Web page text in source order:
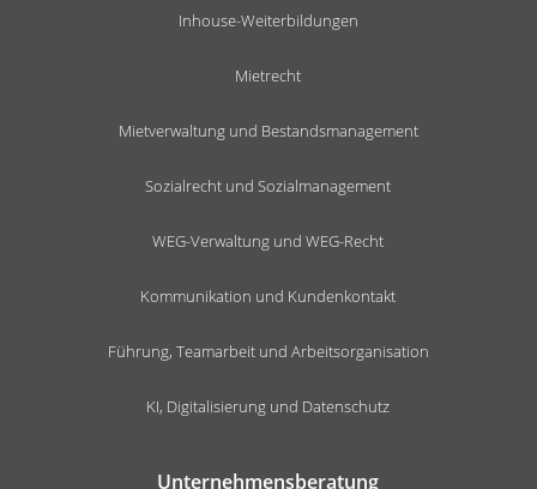
Inhouse-Weiterbildungen
Mietrecht
Mietverwaltung und Bestandsmanagement
Sozialrecht und Sozialmanagement
WEG-Verwaltung und WEG-Recht
Kommunikation und Kundenkontakt
Führung, Teamarbeit und Arbeitsorganisation
KI, Digitalisierung und Datenschutz
Unternehmensberatung